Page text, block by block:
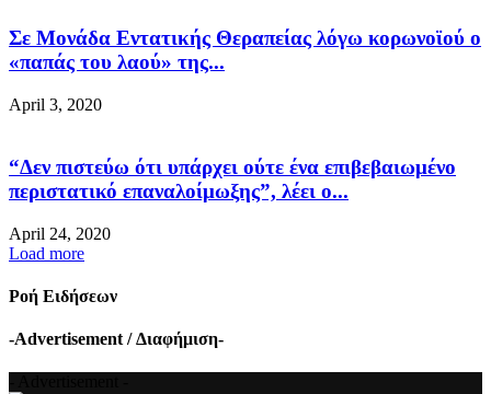
Σε Μονάδα Εντατικής Θεραπείας λόγω κορωνοϊού ο
«παπάς του λαού» της...
April 3, 2020
“Δεν πιστεύω ότι υπάρχει ούτε ένα επιβεβαιωμένο
περιστατικό επαναλοίμωξης”, λέει ο...
April 24, 2020
Load more
Ροή Ειδήσεων
-Advertisement / Διαφήμιση-